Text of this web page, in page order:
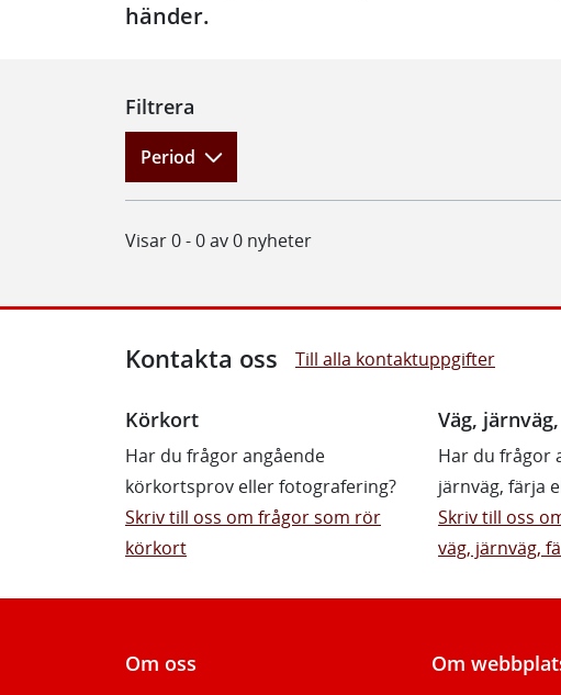
händer.
Filtrera
Period
Visar 0 - 0 av 0 nyheter
Kontakta oss Till alla kontaktuppgifter
Körkort
Har du frågor angående
körkortsprov eller fotografering?
Skriv till oss om frågor som rör
körkort
Väg,
Har du frågor
järnväg, färja
Skriv till oss
väg, järnväg,
Om oss Om